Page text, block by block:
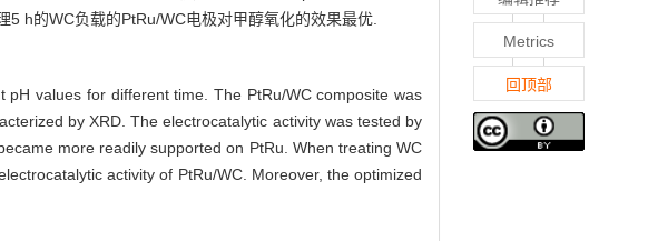
h的WC负载的PtRu/WC电极对甲醇氧化的效果最优.
values for different time. The PtRu/WC composite was
by XRD. The electrocatalytic activity was tested by
more readily supported on PtRu. When treating WC
activity of PtRu/WC. Moreover, the optimized
Metrics
回顶部